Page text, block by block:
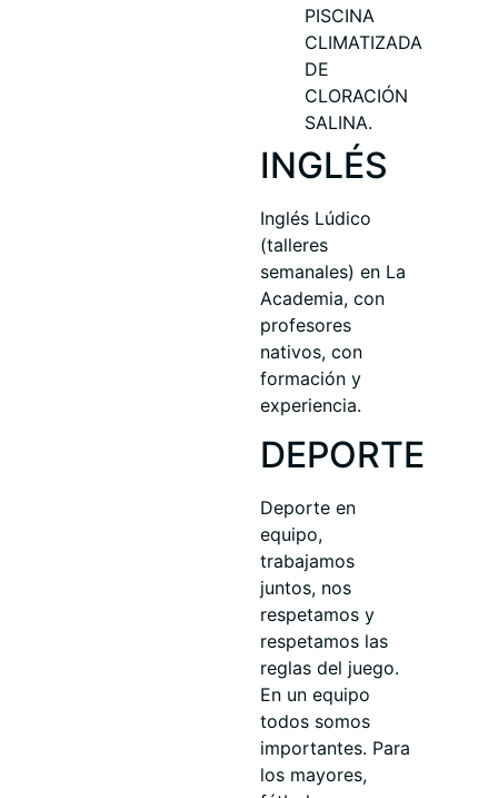
PISCINA
CLIMATIZADA
DE
CLORACIÓN
SALINA.
INGLÉS
Inglés Lúdico
(talleres
semanales) en La
Academia, con
profesores
nativos, con
formación y
experiencia.
DEPORTE
Deporte en
equipo,
trabajamos
juntos, nos
respetamos y
respetamos las
reglas del juego.
En un equipo
todos somos
importantes. Para
los mayores,